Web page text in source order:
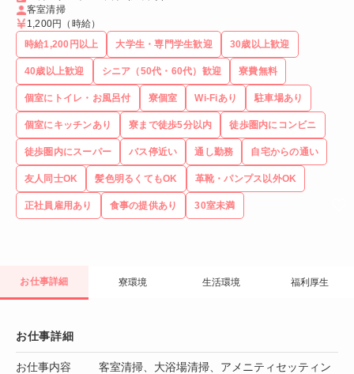
客室清掃
1,200円 （時給）
時給1,200円以上
大学生・専門学生歓迎 30歳以上歓迎
40歳以上歓迎 シニア（50代・60代）歓迎 寮費無料
個室にトイレ・お風呂付 寮個室 Wi-Fiあり 駐車場あり
個室にキッチンあり 寮まで徒歩5分以内 徒歩圏内にコンビニ
徒歩圏内にスーパー バス停近い 通し勤務 自宅からの通い
友人同士OK 髪色明るくてもOK 革靴・パンプス以外OK
正社員雇用あり 食事の提供あり 30室未満
お仕事詳細 寮環境 生活環境 福利厚生
お仕事詳細
お仕事内容
客室清掃、大浴場清掃、アメニティセッティン